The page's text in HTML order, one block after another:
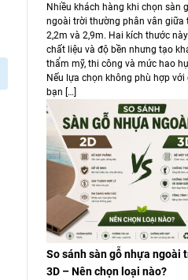
Nhiều khách hàng khi chọn sàn
ngoài trời thường phân vân giữa
2,2m và 2,9m. Hai kích thước
chất liệu và độ bền nhưng tạo
thẩm mỹ, thi công và mức hao
Nếu lựa chọn không phù hợp với
bạn […]
So sánh sàn gỗ nhựa ngoài
3D – Nên chọn loại nào?